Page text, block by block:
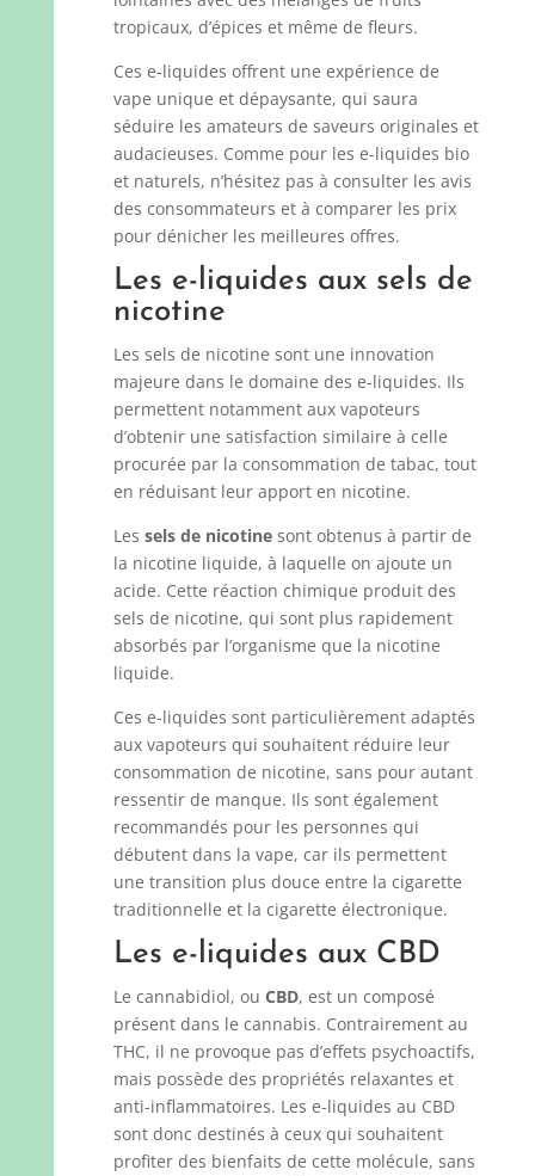
tropicaux, d’épices et même de fleurs.
Ces e-liquides offrent une expérience de
vape unique et dépaysante, qui saura
séduire les amateurs de saveurs originales et
audacieuses. Comme pour les e-liquides bio
et naturels, n’hésitez pas à consulter les avis
des consommateurs et à comparer les prix
pour dénicher les meilleures offres.
Les e-liquides aux sels de
nicotine
Les sels de nicotine sont une innovation
majeure dans le domaine des e-liquides. Ils
permettent notamment aux vapoteurs
d’obtenir une satisfaction similaire à celle
procurée par la consommation de tabac, tout
en réduisant leur apport en nicotine.
Les sels de nicotinesont obtenus à partir de
la nicotine liquide, à laquelle on ajoute un
acide. Cette réaction chimique produit des
sels de nicotine, qui sont plus rapidement
absorbés par l’organisme que la nicotine
liquide.
Ces e-liquides sont particulièrement adaptés
aux vapoteurs qui souhaitent réduire leur
consommation de nicotine, sans pour autant
ressentir de manque. Ils sont également
recommandés pour les personnes qui
débutent dans la vape, car ils permettent
une transition plus douce entre la cigarette
traditionnelle et la cigarette électronique.
Les e-liquides aux CBD
Le cannabidiol, ou CBD, est un composé
présent dans le cannabis. Contrairement au
THC, il ne provoque pas d’effets psychoactifs,
mais possède des propriétés relaxantes et
anti-inflammatoires. Les e-liquides au CBD
sont donc destinés à ceux qui souhaitent
profiter des bienfaits de cette molécule, sans